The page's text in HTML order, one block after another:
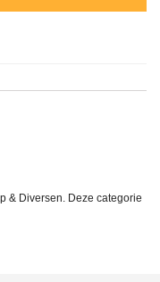
& Diversen. Deze categorie